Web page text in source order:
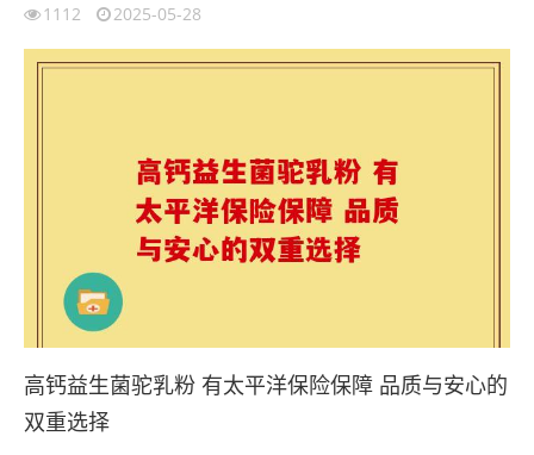
1112 2025-05-28
高钙益生菌驼乳粉 有太平洋保险保障 品质与安心的
双重选择